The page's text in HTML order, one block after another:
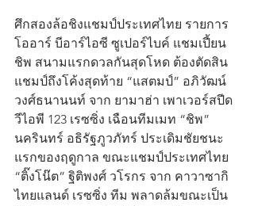
ศึกสองล้อชิงแชมป์ประเทศไทย รายการ
โออาร์ บีอาร์ไอซี ซูเปอร์ไบค์ แชมเปี้ยน
ชิพ สนามแรกดวลกันสุดโหด ต้องตัดสิน
แชมป์ถึงโค้งสุดท้าย “แสตมป์” อภิวัฒน์
วงศ์ธนานนท์ จาก ยามาฮ่า เพาเวอร์สปีด
วีไอพี 123 เรซซิ่ง เฉือนทีมเมท “ชิพ”
นครินทร์ อธิรัฐภูวภัทร์ ประเดิมชัยชนะ
แรกของฤดูกาล ขณะแชมป์ประเทศไทย
“ติ๊งโน๊ต” ฐิติพงศ์ วโรกร จาก คาวาซากิ
ไทยแลนด์ เรซซิ่ง ทีม พลาดล้มขณะเป็น